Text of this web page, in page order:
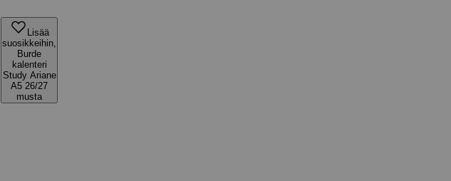
Lisää
suosikkeihin,
Burde
kalenteri
Study Ariane
A5 26/27
musta